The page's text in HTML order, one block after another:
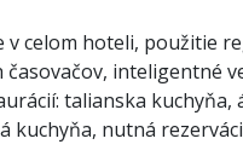
v celom hoteli, použitie
časovačov, inteligentné
talianska
kuchyňa, nutná